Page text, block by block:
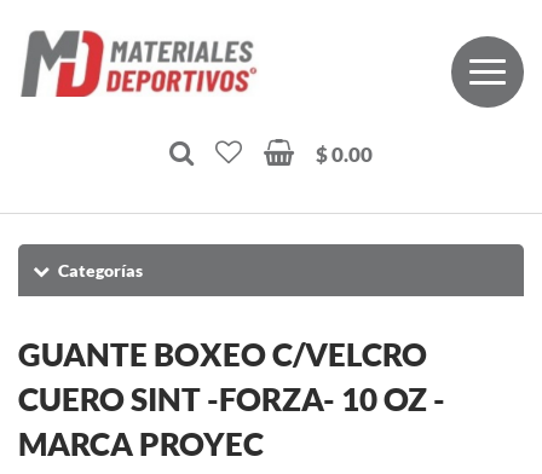
$ 0.00
Categorías
GUANTE BOXEO C/VELCRO
CUERO SINT -FORZA- 10 OZ -
MARCA PROYEC